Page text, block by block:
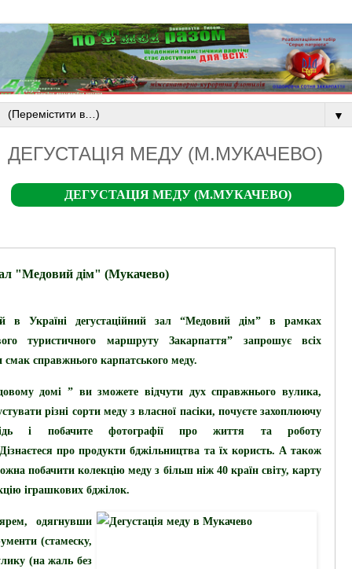
▼
ДЕГУСТАЦІЯ МЕДУ (М.МУКАЧЕВО)
ДЕГУСТАЦІЯ МЕДУ (М.МУКАЧЕВО)
"Медовий дім" (Мукачево)
в Україні дегустаційний зал “Медовий дім” в рамках
туристичного маршруту Закарпаття” запрошує всіх
смак справжнього карпатського меду.
домі ” ви зможете відчути дух справжнього вулика,
різні сорти медуз власної пасіки, почуєте захоплюючу
і побачите фотографії про життя та роботу
Дізнаєтеся про продукти бджільництва та їх користь. А також
побачити колекцію меду з більш ніж 40 країн світу, карту
іграшкових бджілок.
одягнувши
(стамеску,
(на жаль без